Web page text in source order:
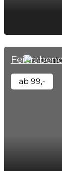
ab 99,-